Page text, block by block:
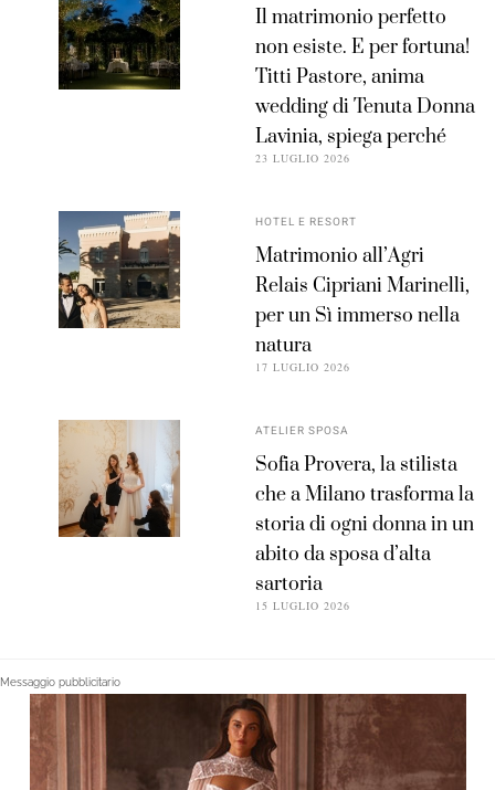
Il matrimonio perfetto
non esiste. E per fortuna!
Titti Pastore, anima
wedding di Tenuta Donna
Lavinia, spiega perché
23 LUGLIO 2026
HOTEL E RESORT
Matrimonio all’Agri
Relais Cipriani Marinelli,
per un Sì immerso nella
natura
17 LUGLIO 2026
ATELIER SPOSA
Sofia Provera, la stilista
che a Milano trasforma la
storia di ogni donna in un
abito da sposa d’alta
sartoria
15 LUGLIO 2026
Messaggio pubblicitario